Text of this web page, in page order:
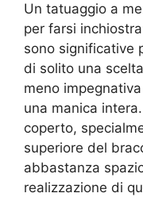
Un tatuaggio a
per farsi
sono significative
di solito una
meno
una manica
coperto,
superiore del
abbastanza
realizzazione di